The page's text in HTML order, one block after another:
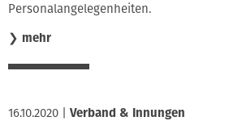
Personalangelegenheiten.
❯ mehr
16.10.2020 Verband & Innungen